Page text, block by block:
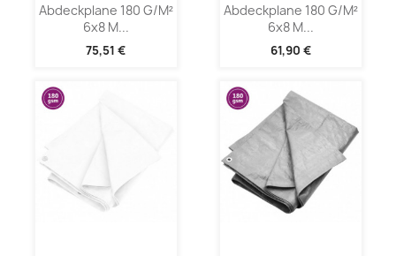
Abdeckplane 180 G/m²
6x8 M...
75,51 €
Abdeckplane 180 G/m²
6x8 M...
61,90 €